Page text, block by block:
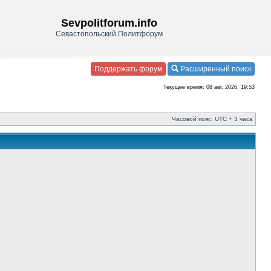
Sevpolitforum.info
Севастопольский Политфорум
Поддержать форум Расширенный поиск
Текущее время: 08 авг, 2026, 19:53
Часовой пояс: UTC + 3 часа